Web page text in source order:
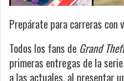
Prepárate para carreras con
Todos los fans de Grand
primeras entregas de la
a las actuales, al presentar